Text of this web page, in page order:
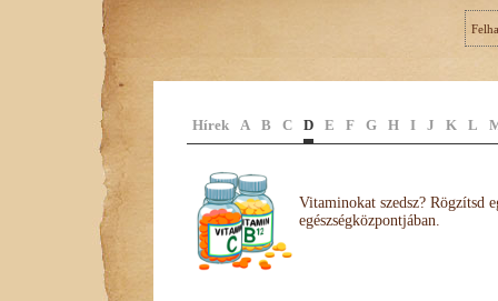
Hírek A B C D E F G H I J K L
Vitaminokat szedsz? Rögzítsd
egészségközpontjában.